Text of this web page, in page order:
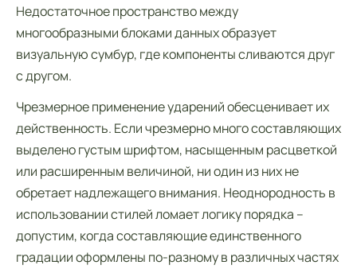
Недостаточное пространство между
многообразными блоками данных образует
визуальную сумбур, где компоненты сливаются друг
с другом.
Чрезмерное применение ударений обесценивает их
действенность. Если чрезмерно много составляющих
выделено густым шрифтом, насыщенным расцветкой
или расширенным величиной, ни один из них не
обретает надлежащего внимания. Неоднородность в
использовании стилей ломает логику порядка –
допустим, когда составляющие единственного
градации оформлены по-разному в различных частях